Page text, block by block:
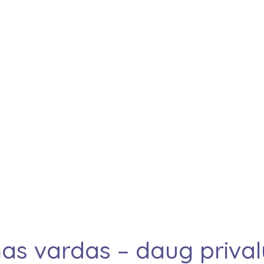
vardas – daug